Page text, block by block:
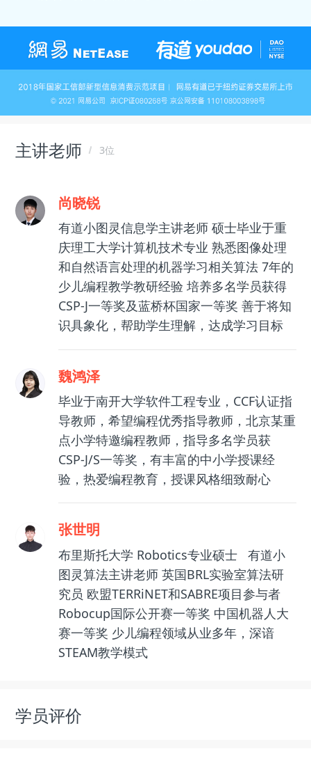
主讲老师 3位
尚晓锐
有道小图灵信息学主讲老师 硕士毕业于重
庆理工大学计算机技术专业 熟悉图像处理
和自然语言处理的机器学习相关算法 7年的
少儿编程教学教研经验 培养多名学员获得
CSP-J一等奖及蓝桥杯国家一等奖 善于将知
识具象化，帮助学生理解，达成学习目标
魏鸿泽
毕业于南开大学软件工程专业，CCF认证指
导教师，希望编程优秀指导教师，北京某重
点小学特邀编程教师，指导多名学员获
CSP-J/S一等奖，有丰富的中小学授课经
验，热爱编程教育，授课风格细致耐心
张世明
布里斯托大学 Robotics专业硕士 有道小
图灵算法主讲老师 英国BRL实验室算法研
究员 欧盟TERRiNET和SABRE项目参与者
Robocup国际公开赛一等奖 中国机器人大
赛一等奖 少儿编程领域从业多年，深谙
STEAM教学模式
学员评价